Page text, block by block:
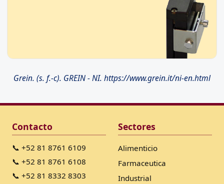
Grein. (s. f.-c). GREIN - NI. https://www.grein.it/ni-en.html
Contacto
📞 +52 81 8761 6109
📞 +52 81 8761 6108
📞 +52 81 8332 8303
Sectores
Alimenticio
Farmaceutica
Industrial